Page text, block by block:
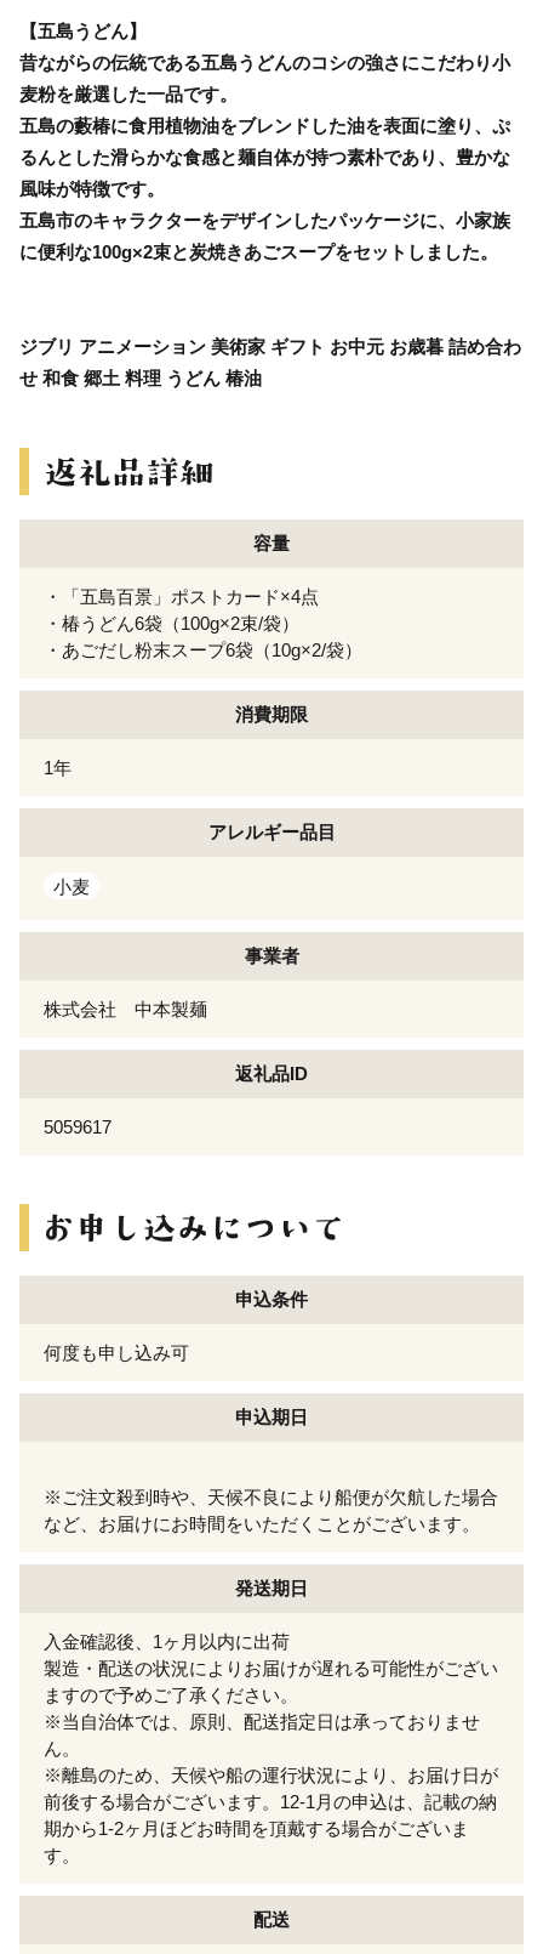
【五島うどん】
昔ながらの伝統である五島うどんのコシの強さにこだわり小
麦粉を厳選した一品です。
五島の藪椿に食用植物油をブレンドした油を表面に塗り、ぷ
るんとした滑らかな食感と麺自体が持つ素朴であり、豊かな
風味が特徴です。
五島市のキャラクターをデザインしたパッケージに、小家族
に便利な100g×2束と炭焼きあごスープをセットしました。
ジブリ アニメーション 美術家 ギフト お中元 お歳暮 詰め合わ
せ 和食 郷土 料理 うどん 椿油
容量
・「五島百景」ポストカード×4点
・椿うどん6袋（100g×2束/袋）
・あごだし粉末スープ6袋（10g×2/袋）
消費期限
1年
アレルギー品目
小麦
事業者
株式会社 中本製麺
返礼品ID
5059617
申込条件
何度も申し込み可
申込期日
※ご注文殺到時や、天候不良により船便が欠航した場合
など、お届けにお時間をいただくことがございます。
発送期日
入金確認後、1ヶ月以内に出荷
製造・配送の状況によりお届けが遅れる可能性がござい
ますので予めご了承ください。
※当自治体では、原則、配送指定日は承っておりませ
ん。
※離島のため、天候や船の運行状況により、お届け日が
前後する場合がございます。12-1月の申込は、記載の納
期から1-2ヶ月ほどお時間を頂戴する場合がございま
す。
配送